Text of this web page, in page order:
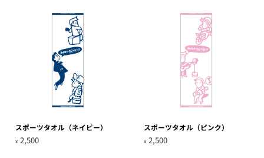
スポーツタオル（ネイビー）
¥ 2,500
スポーツタオル（ピンク）
¥ 2,500